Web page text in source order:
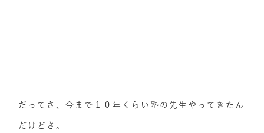
だってさ、今まで１０年くらい塾の先生やってきたん
だけどさ。